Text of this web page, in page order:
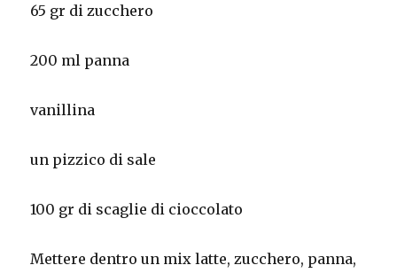
65 gr di zucchero
200 ml panna
vanillina
un pizzico di sale
100 gr di scaglie di cioccolato
Mettere dentro un mix latte, zucchero, panna,